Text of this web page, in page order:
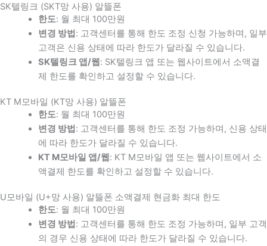
SK텔링크 (SKT망 사용) 알뜰폰
한도: 월 최대 100만원
변경 방법 : 고객센터를 통해 한도 조정 신청 가능하며, 일부
고객은 신용 상태에 따라 한도가 달라질 수 있습니다.
SK텔링크 앱/웹 : SK텔링크 앱 또는 웹사이트에서 소액결
제 한도를 확인하고 설정할 수 있습니다.
KT M모바일 (KT망 사용) 알뜰폰
한도: 월 최대 100만원
변경 방법 : 고객센터를 통해 한도 조정 가능하며, 신용 상태
에 따라 한도가 달라질 수 있습니다.
KT M모바일 앱/웹 : KT M모바일 앱 또는 웹사이트에서 소
액결제 한도를 확인하고 설정할 수 있습니다.
U모바일 (U+망 사용) 알뜰폰 소액결제 현금화 최대 한도
한도: 월 최대 100만원
변경 방법 : 고객센터를 통해 한도 조정 가능하며, 일부 고객
의 경우 신용 상태에 따라 한도가 달라질 수 있습니다.